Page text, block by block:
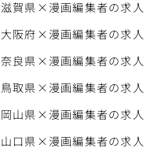
滋賀県×漫画編集者の求人
大阪府×漫画編集者の求人
奈良県×漫画編集者の求人
鳥取県×漫画編集者の求人
岡山県×漫画編集者の求人
山口県×漫画編集者の求人